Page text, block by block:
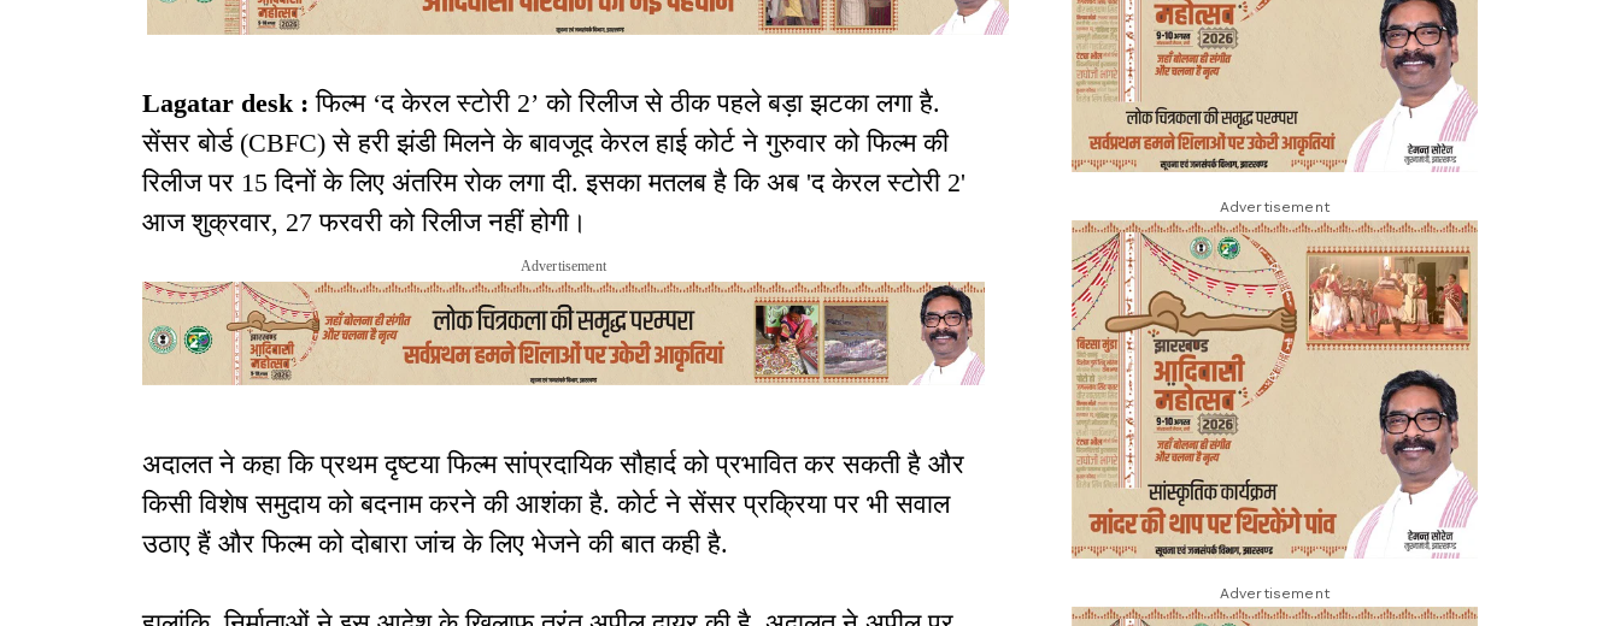
Lagatar desk : फिल्म ‘द केरल स्टोरी 2’ को रिलीज से ठीक पहले बड़ा झटका लगा है.
सेंसर बोर्ड (CBFC) से हरी झंडी मिलने के बावजूद केरल हाई कोर्ट ने गुरुवार को फिल्म की
रिलीज पर 15 दिनों के लिए अंतरिम रोक लगा दी. इसका मतलब है कि अब 'द केरल स्टोरी 2'
आज शुक्रवार, 27 फरवरी को रिलीज नहीं होगी।
Advertisement
अदालत ने कहा कि प्रथम दृष्टया फिल्म सांप्रदायिक सौहार्द को प्रभावित कर सकती है और
किसी विशेष समुदाय को बदनाम करने की आशंका है. कोर्ट ने सेंसर प्रक्रिया पर भी सवाल
उठाए हैं और फिल्म को दोबारा जांच के लिए भेजने की बात कही है.
Advertisement
Advertisement